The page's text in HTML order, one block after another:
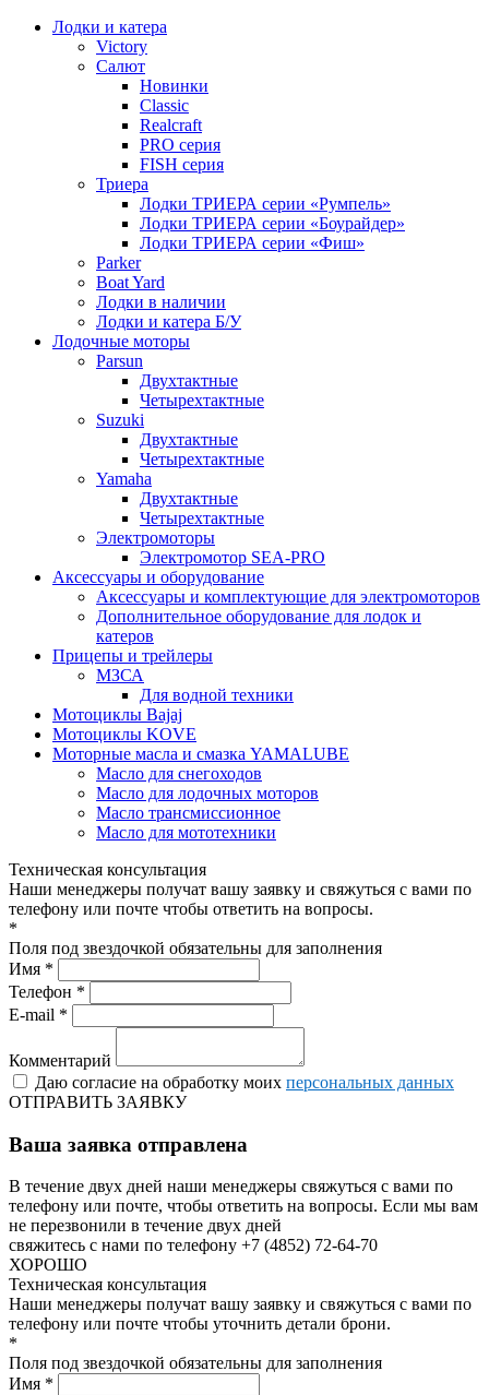
Лодки и катера
Victory
Салют
Новинки
Classic
Realcraft
PRO серия
FISH серия
Триера
Лодки ТРИЕРА серии «Румпель»
Лодки ТРИЕРА серии «Боурайдер»
Лодки ТРИЕРА серии «Фиш»
Parker
Boat Yard
Лодки в наличии
Лодки и катера Б/У
Лодочные моторы
Parsun
Двухтактные
Четырехтактные
Suzuki
Двухтактные
Четырехтактные
Yamaha
Двухтактные
Четырехтактные
Электромоторы
Электромотор SEA-PRO
Аксессуары и оборудование
Аксессуары и комплектующие для электромоторов
Дополнительное оборудование для лодок и
катеров
Прицепы и трейлеры
МЗСА
Для водной техники
Мотоциклы Bajaj
Мотоциклы KOVE
Моторные масла и смазка YAMALUBE
Масло для снегоходов
Масло для лодочных моторов
Масло трансмиссионное
Масло для мототехники
Техническая консультация
Наши менеджеры получат вашу заявку и свяжуться с вами по
телефону или почте чтобы ответить на вопросы.
*
Поля под звездочкой обязательны для заполнения
Имя *
Телефон *
E-mail *
Комментарий
Даю согласие на обработку моих персональных данных
ОТПРАВИТЬ ЗАЯВКУ
Ваша заявка отправлена
В течение двух дней наши менеджеры свяжуться с вами по
телефону или почте, чтобы ответить на вопросы. Если мы вам
не перезвонили в течение двух дней
свяжитесь с нами по телефону +7 (4852) 72-64-70
ХОРОШО
Техническая консультация
Наши менеджеры получат вашу заявку и свяжуться с вами по
телефону или почте чтобы уточнить детали брони.
*
Поля под звездочкой обязательны для заполнения
Имя *